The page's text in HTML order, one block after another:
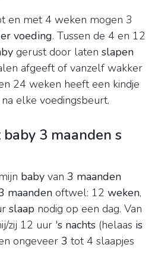
en met 4 weken mogen 3
voeding. Tussen de 4 en 12
gerust door laten slapen
afgeeft of vanzelf wakker
24 weken heeft een kindje
elke voedingsbeurt.
3 maanden s
baby van 3 maanden
maanden oftwel: 12 weken,
slaap nodig op een dag. Van
zij 12 uur 's nachts (helaas is
ongeveer 3 tot 4 slaapjes